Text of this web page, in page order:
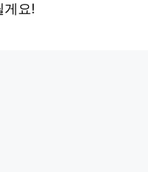
게요!